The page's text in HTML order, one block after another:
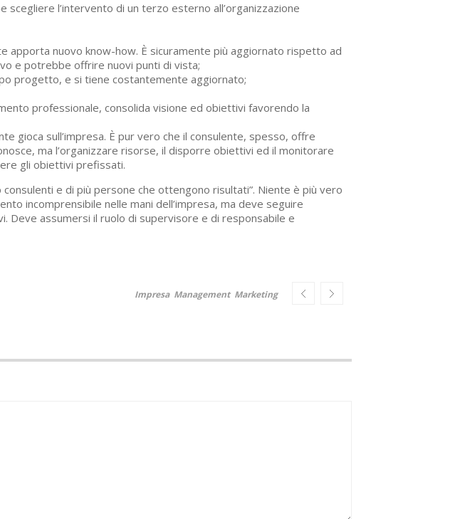
scegliere l’intervento di un terzo esterno all’organizzazione
apporta nuovo know-how. È sicuramente più aggiornato rispetto ad
e potrebbe offrire nuovi punti di vista;
progetto, e si tiene costantemente aggiornato;
professionale, consolida visione ed obiettivi favorendo la
gioca sull’impresa. È pur vero che il consulente, spesso, offre
ma l’organizzare risorse, il disporre obiettivi ed il monitorare
gli obiettivi prefissati.
e di più persone che ottengono risultati”. Niente è più vero
incomprensibile nelle mani dell’impresa, ma deve seguire
Deve assumersi il ruolo di supervisore e di responsabile e
Impresa Management Marketing